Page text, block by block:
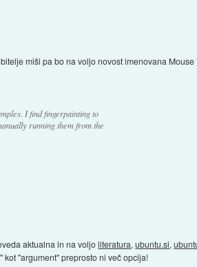
miši pa bo na voljo novost imenovana Mouse
I find fingerpainting to
running them from the
aktualna in na voljoliteratura,ubuntu.si,
"argument" preprosto ni več opcija!